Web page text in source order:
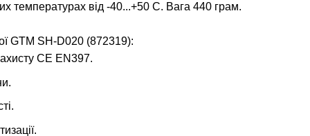
температурах від -40...+50 С. Вага 440 грам.
GTM SH-D020 (872319):
CE EN397.